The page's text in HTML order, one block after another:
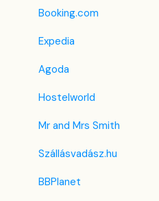
Előfizetés
Regisztrációs adatlap
Egyéni mező
PMS alatti menük
Adminisztráció
Booking.com
Expedia
Agoda
Hostelworld
Mr and Mrs Smith
Szállásvadász.hu
BBPlanet